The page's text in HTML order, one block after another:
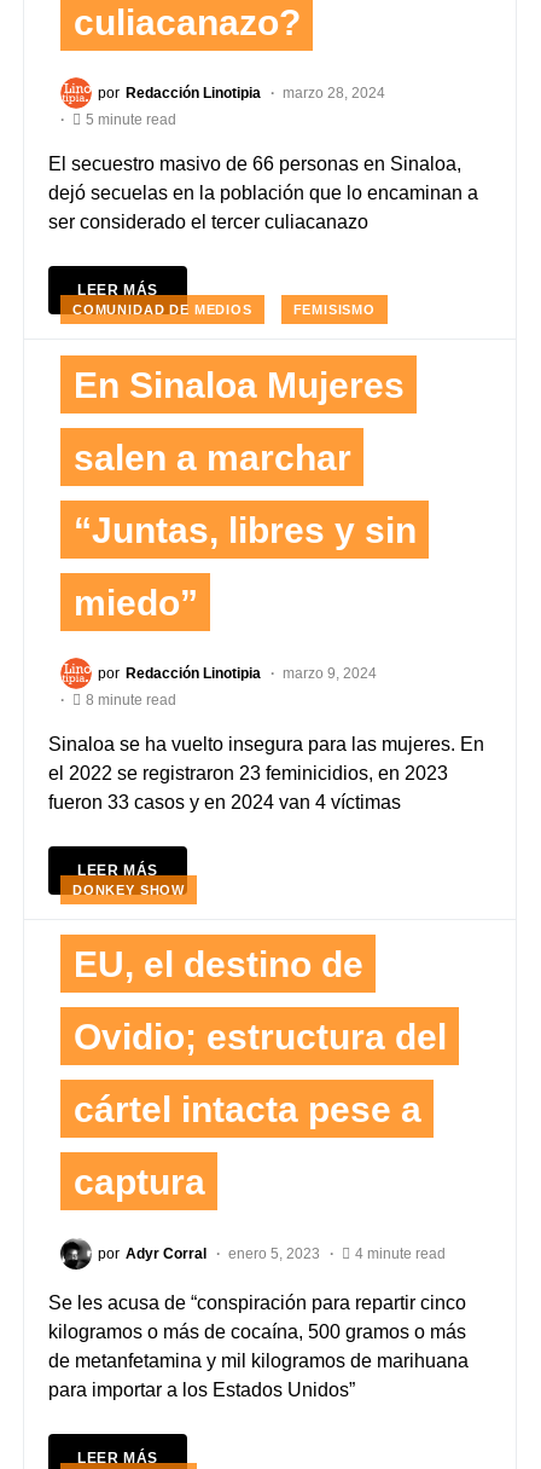
culiacanazo?
por Redacción Linotipia
marzo 28, 2024
5 minute read
El secuestro masivo de 66 personas en Sinaloa,
dejó secuelas en la población que lo encaminan a
ser considerado el tercer culiacanazo
LEER MÁS
COMUNIDAD DE MEDIOS FEMISISMO
En Sinaloa Mujeres
salen a marchar
“Juntas, libres y sin
miedo”
por Redacción Linotipia
marzo 9, 2024
8 minute read
Sinaloa se ha vuelto insegura para las mujeres. En
el 2022 se registraron 23 feminicidios, en 2023
fueron 33 casos y en 2024 van 4 víctimas
LEER MÁS
DONKEY SHOW
EU, el destino de
Ovidio; estructura del
cártel intacta pese a
captura
por Adyr Corral enero 5, 2023 4 minute read
Se les acusa de “conspiración para repartir cinco
kilogramos o más de cocaína, 500 gramos o más
de metanfetamina y mil kilogramos de marihuana
para importar a los Estados Unidos”
LEER MÁS